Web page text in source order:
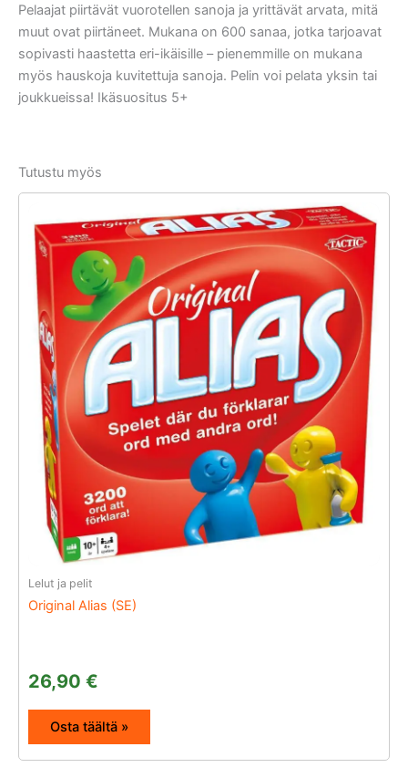
Pelaajat piirtävät vuorotellen sanoja ja yrittävät arvata, mitä
muut ovat piirtäneet. Mukana on 600 sanaa, jotka tarjoavat
sopivasti haastetta eri-ikäisille – pienemmille on mukana
myös hauskoja kuvitettuja sanoja. Pelin voi pelata yksin tai
joukkueissa! Ikäsuositus 5+
Tutustu myös
Lelut ja pelit
Original Alias (SE)
26,90 €
Osta täältä »